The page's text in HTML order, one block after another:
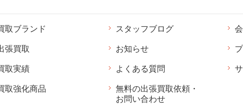
取ブランド
張買取
取実績
取強化商品
スタッフブログ
お知らせ
よくある質問
無料の出張買取依頼・
お問い合わせ